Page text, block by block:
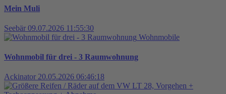
Mein Muli
Seebär 09.07.2026 11:55:30
Wohnmobile
Wohnmobil für drei - 3 Raumwohnung
Ackinator 20.05.2026 06:46:18